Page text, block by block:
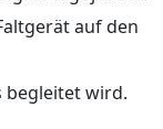
auf den
begleitet wird.